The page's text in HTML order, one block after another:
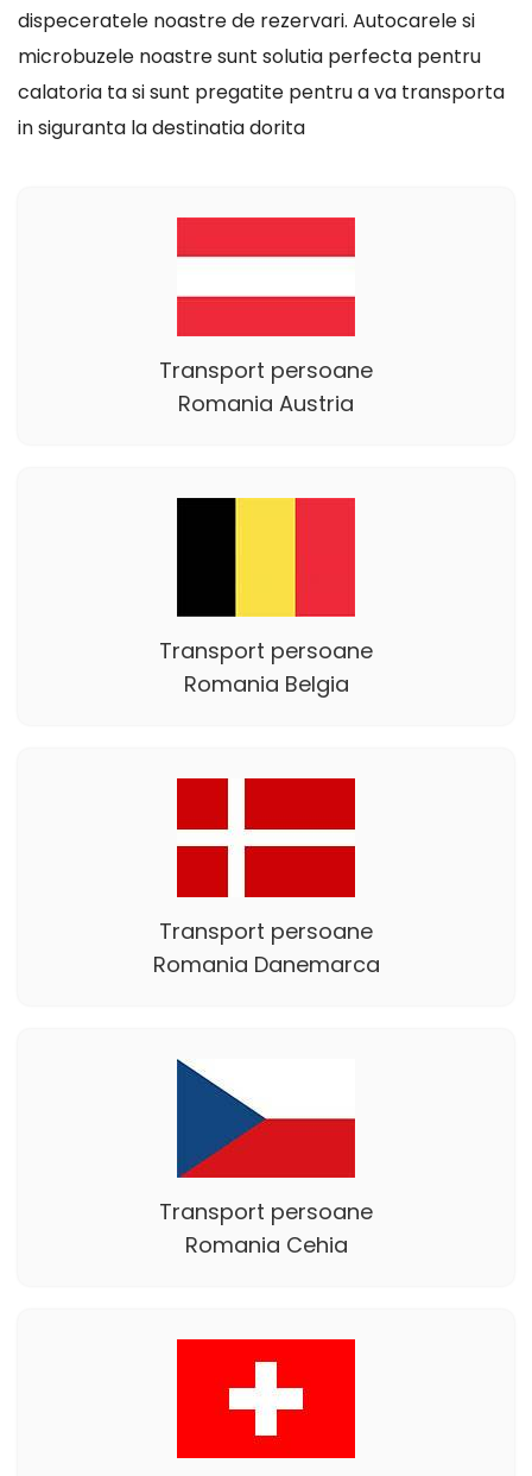
dispeceratele noastre de rezervari. Autocarele si
microbuzele noastre sunt solutia perfecta pentru
calatoria ta si sunt pregatite pentru a va transporta
in siguranta la destinatia dorita
Transport persoane
Romania Austria
Transport persoane
Romania Belgia
Transport persoane
Romania Danemarca
Transport persoane
Romania Cehia